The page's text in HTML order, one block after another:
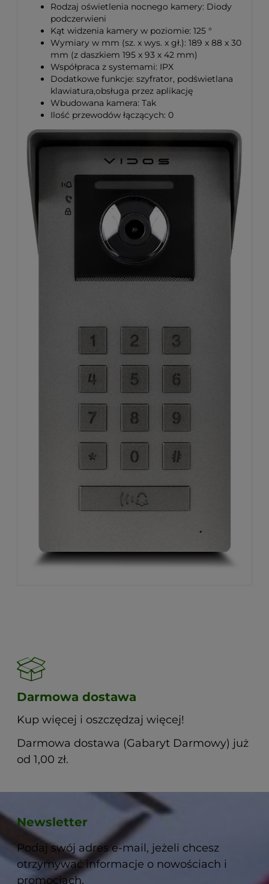
Rodzaj oświetlenia nocnego kamery: Diody
podczerwieni
Kąt widzenia kamery w poziomie: 125 °
Wymiary w mm (sz. x wys. x gł.): 189 x 88 x 30
mm (z daszkiem 195 x 93 x 42 mm)
Współpraca z systemami: IPX
Dodatkowe funkcje: szyfrator, podświetlana
klawiatura,obsługa przez aplikację
Wbudowana kamera: Tak
Ilość przewodów łączących: 0
Darmowa dostawa
Kup więcej i oszczędzaj więcej!
Darmowa dostawa (Gabaryt Darmowy) już
od 1,00 zł.
Newsletter
Podaj swój adres e-mail, jeżeli chcesz
otrzymywać informacje o nowościach i
promocjach.